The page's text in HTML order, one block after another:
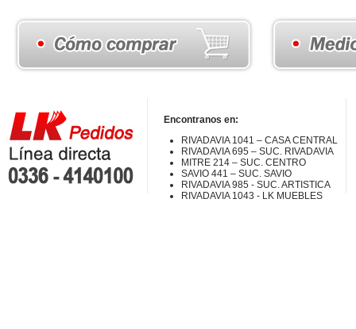
Encontranos en:
RIVADAVIA 1041 – CASA CENTRAL
RIVADAVIA 695 – SUC. RIVADAVIA
MITRE 214 – SUC. CENTRO
SAVIO 441 – SUC. SAVIO
RIVADAVIA 985 - SUC. ARTISTICA
RIVADAVIA 1043 - LK MUEBLES